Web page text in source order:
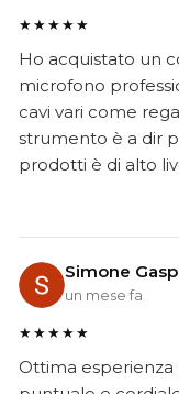
★★★★★
Ho acquistato un
microfono
cavi vari come
strumento è a dir
prodotti è di alto
Simone
un mese fa
★★★★★
Ottima esperienza